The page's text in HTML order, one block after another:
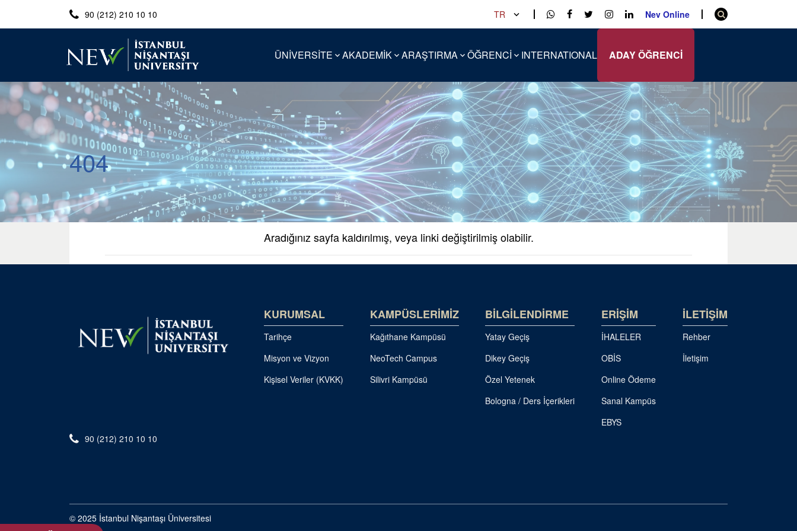
90 (212) 210 10 10 TR Nev Online
ÜNİVERSİTE AKADEMİK ARAŞTIRMA ÖĞRENCİ INTERNATIONAL ADAY ÖĞRENCİ
404
Aradığınız sayfa kaldırılmış, veya linki değiştirilmiş olabilir.
KURUMSAL
Tarihçe
Misyon ve Vizyon
Kişisel Veriler (KVKK)
KAMPÜSLERİMİZ
Kağıthane Kampüsü
NeoTech Campus
Silivri Kampüsü
BİLGİLENDİRME
Yatay Geçiş
Dikey Geçiş
Özel Yetenek
Bologna / Ders İçerikleri
ERİŞİM
İHALELER
OBİS
Online Ödeme
Sanal Kampüs
EBYS
İLETİŞİM
Rehber
İletişim
90 (212) 210 10 10
© 2025 İstanbul Nişantaşı Üniversitesi